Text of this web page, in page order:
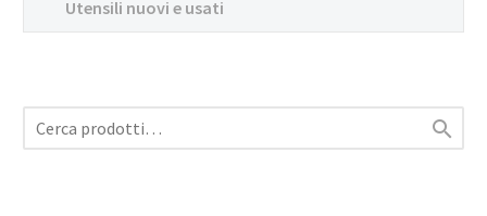
Utensili nuovi e usati
